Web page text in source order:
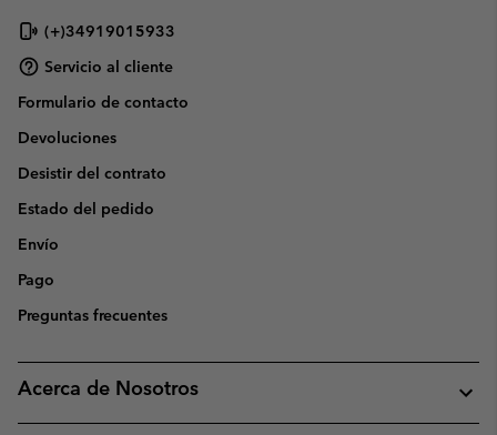
(+)34919015933
Servicio al cliente
Formulario de contacto
Devoluciones
Desistir del contrato
Estado del pedido
Envío
Pago
Preguntas frecuentes
Acerca de Nosotros